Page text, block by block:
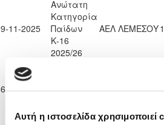
Αυτή η ιστοσελίδα χρησιμοποιεί
11-2025
Ανώτατη
Κατηγορία
Παίδων
Κ-16
2025/26
ΑΕΛ ΛΕΜΕΣΟΥ1
12-2025
Παίδων
2025/26
ΝΑΠΑΣ1